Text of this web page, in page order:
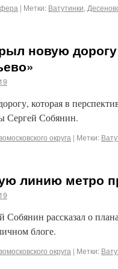
| Метки: Ватутинки,
новую
которая в
Сергей Собянин.
округа | Метки:
линию метро
рассказал о
блоге.
округа | Метки: